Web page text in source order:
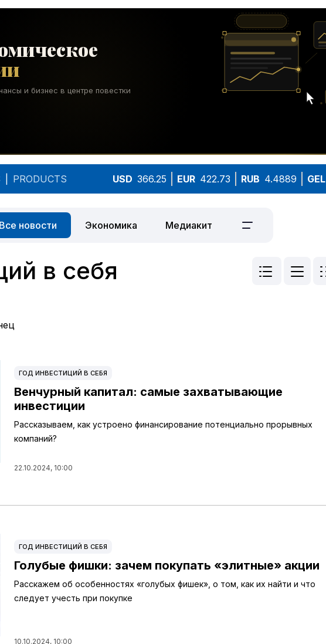
PRODUCTS USD 366.25 EUR 422.73 RUB 4.4889 GEL
Все новости Экономика Медиакит
в себя
ГОД ИНВЕСТИЦИЙ В СЕБЯ
Венчурный капитал: самые захватывающие
инвестиции
Рассказываем, как устроено финансирование потенциально прорывных
компаний?
22.10.2024, 10:00
ГОД ИНВЕСТИЦИЙ В СЕБЯ
Голубые фишки: зачем покупать «элитные» акции
Расскажем об особенностях «голубых фишек», о том, как их найти и что
следует учесть при покупке
10.10.2024, 10:00